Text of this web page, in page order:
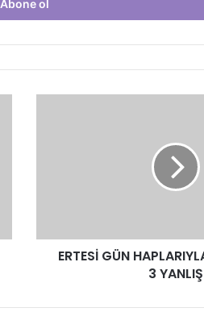
ERTESİ GÜN
3 YANLIŞ